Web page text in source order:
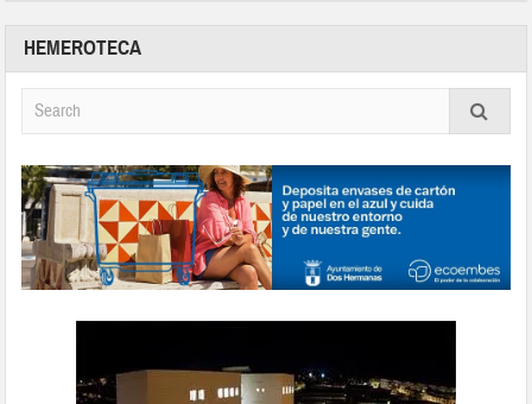
HEMEROTECA